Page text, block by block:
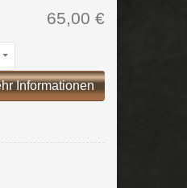
65,00 €
Informationen